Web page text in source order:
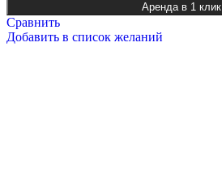
Аренда в 1 клик
Сравнить
Добавить в список желаний